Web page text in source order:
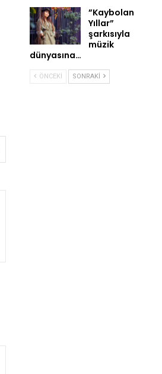
”Kaybolan
Yıllar”
şarkısıyla
müzik
dünyasına…
ÖNCEKI SONRAKI